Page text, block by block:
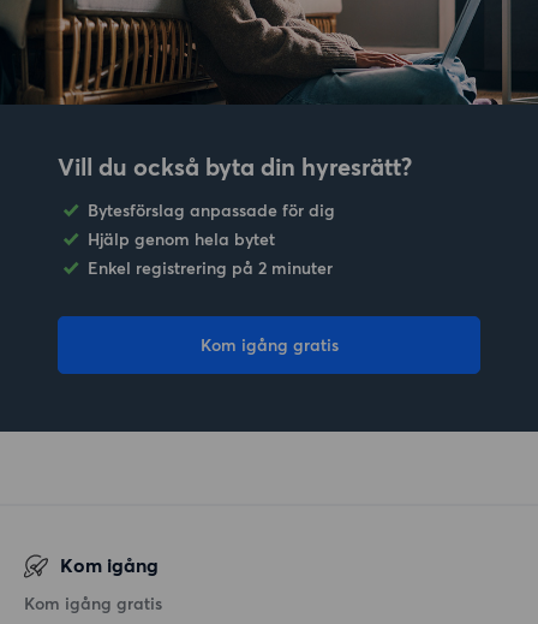
Vill du också byta din hyresrätt?
Bytesförslag anpassade för dig
Hjälp genom hela bytet
Enkel registrering på 2 minuter
Kom igång gratis
Kom igång
Kom igång gratis